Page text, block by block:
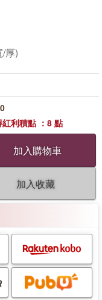
厚)
加入購物車
加入收藏
利積點 ：8 點